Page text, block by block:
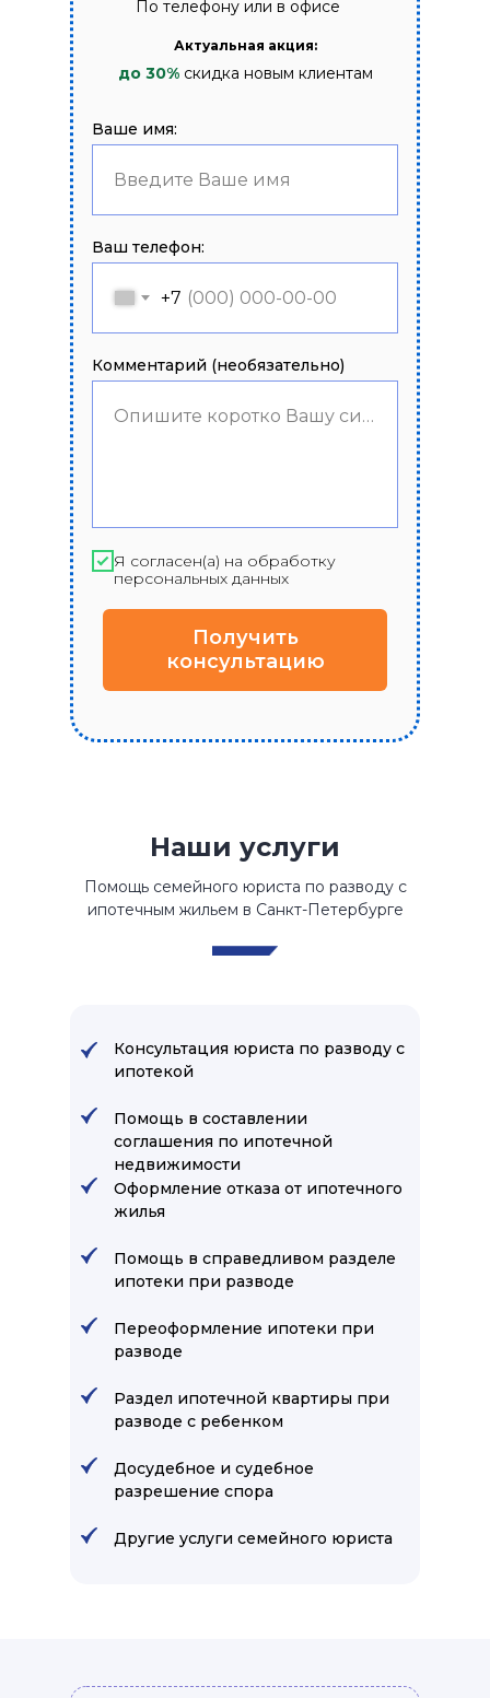
Ваше имя:
Введите Ваше имя
Ваш телефон:
+7
Комментарий (необязательно)
Опишите коротко Вашу ситуацию
Я согласен(а) на обработку
персональных данных
Получить
консультацию
Актуальная акция:
до 30%скидка новым клиентам
По телефону или в офисе
Наши услуги
Помощь семейного юриста по разводу с
ипотечным жильем в Санкт-Петербурге
Консультация юриста по разводу с
ипотекой
Оформление отказа от ипотечного
жилья
Переоформление ипотеки при
разводе
Досудебное и судебное
разрешение спора
Помощь в составлении
соглашения по ипотечной
недвижимости
Помощь в справедливом разделе
ипотеки при разводе
Раздел ипотечной квартиры при
разводе с ребенком
Другие услуги семейного юриста